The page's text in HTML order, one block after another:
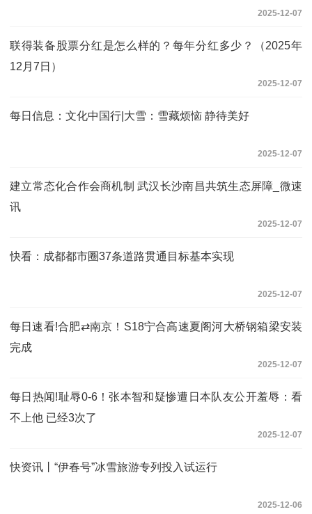
2025-12-07
联得装备股票分红是怎么样的？每年分红多少？（2025年
12月7日）
2025-12-07
每日信息：文化中国行|大雪：雪藏烦恼 静待美好
2025-12-07
建立常态化合作会商机制 武汉长沙南昌共筑生态屏障_微速
讯
2025-12-07
快看：成都都市圈37条道路贯通目标基本实现
2025-12-07
每日速看!合肥⇄南京！S18宁合高速夏阁河大桥钢箱梁安装
完成
2025-12-07
每日热闻!耻辱0-6！张本智和疑惨遭日本队友公开羞辱：看
不上他 已经3次了
2025-12-07
快资讯丨“伊春号”冰雪旅游专列投入试运行
2025-12-06